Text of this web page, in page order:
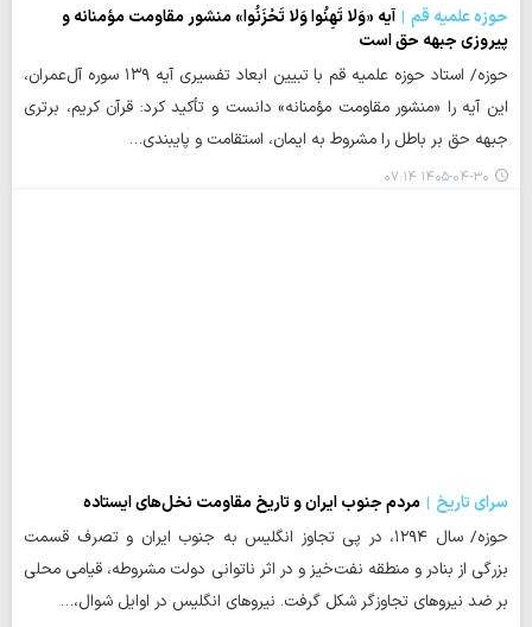
حوزه علمیه قم
آیه «وَلا تَهِنُوا وَلا تَحْزَنُوا» منشور مقاومت مؤمنانه و
پیروزی جبهه حق است
حوزه/ استاد حوزه علمیه قم با تبیین ابعاد تفسیری آیه ۱۳۹ سوره آل‌عمران،
این آیه را «منشور مقاومت مؤمنانه» دانست و تأکید کرد: قرآن کریم، برتری
جبهه حق بر باطل را مشروط به ایمان، استقامت و پایبندی…
۱۴۰۵-۰۴-۳۰ ۰۷:۱۴
سرای تاریخ
مردم جنوب ایران و تاریخ مقاومت نخل‌های ایستاده
حوزه/ سال ۱۲۹۴، در پی تجاوز انگلیس به جنوب ایران و تصرف قسمت
بزرگی از بنادر و منطقه نفت‌خیز و در اثر ناتوانی دولت مشروطه، قیامی محلی
بر ضد نیروهای تجاوزگر شکل گرفت. نیروهای انگلیس در اوایل شوال،…